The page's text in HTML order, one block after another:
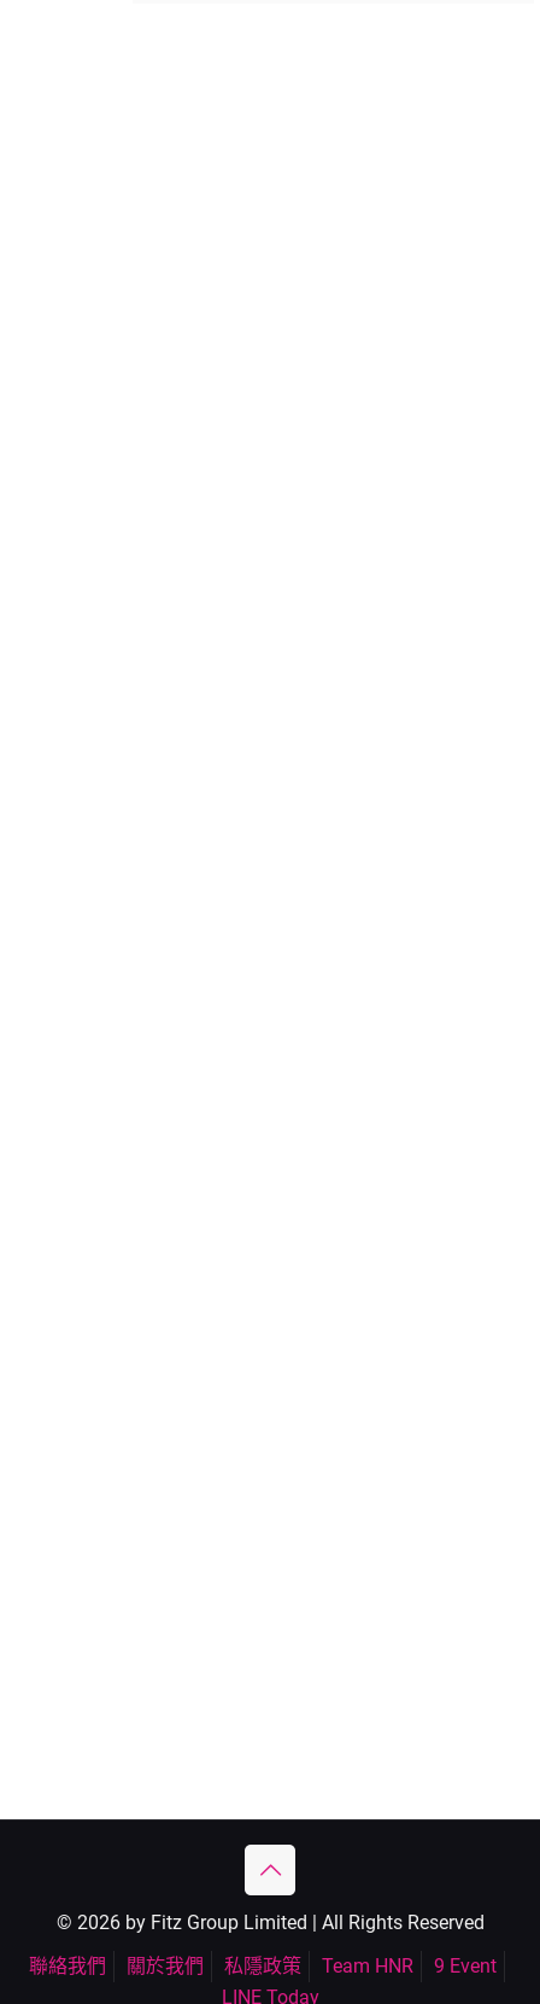
© 2026 by Fitz Group Limited | All Rights Reserved
聯絡我們
關於我們 私隱政策 Team HNR
9 Event
LINE Today